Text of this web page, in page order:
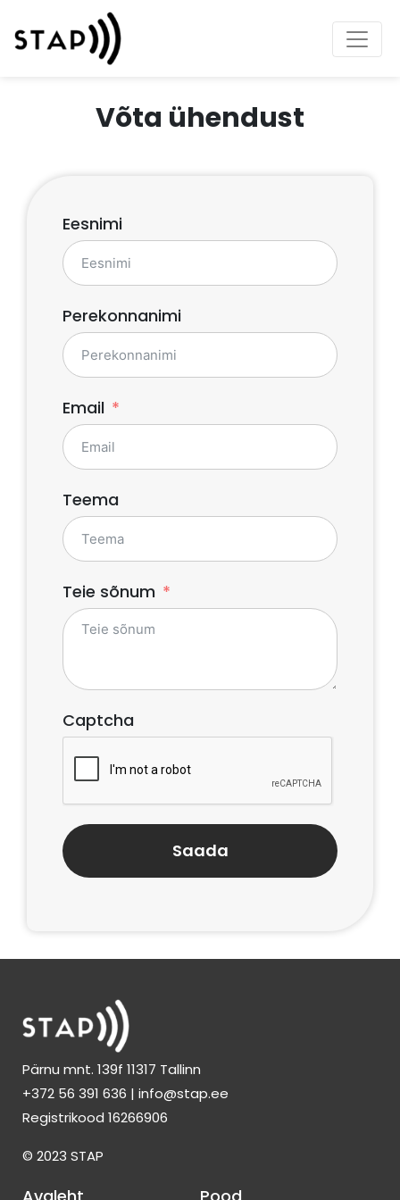
Võta ühendust
Eesnimi
Perekonnanimi
Email
Teema
Teie sõnum
Captcha
Saada
Pärnu mnt. 139f 11317 Tallinn
+372 56 391 636 | info@stap.ee
Registrikood 16266906
© 2023 STAP